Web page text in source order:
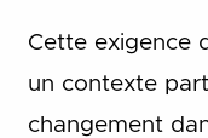
Cette exigence
un contexte
changement